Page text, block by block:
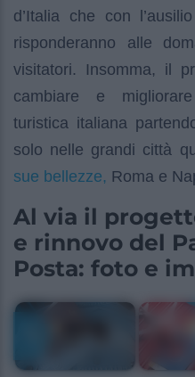
d’Italia che con
risponderanno alle
visitatori. Insomma, il
cambiare e
turistica italiana
solo nelle grandi città
sue bellezze, Roma e
Al via il
e rinnovo del
Posta: foto e